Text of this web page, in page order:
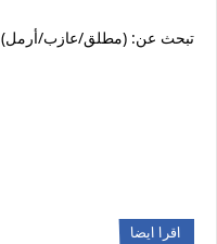
تبحث عن: (مطلق/عازب/أرمل)
اقرا ايضا